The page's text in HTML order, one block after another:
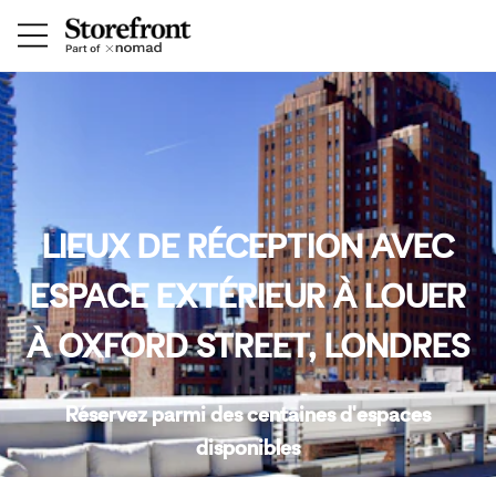
LIEUX DE RÉCEPTION AVEC
ESPACE EXTÉRIEUR À LOUER
À OXFORD STREET, LONDRES
Réservez parmi des centaines d'espaces
disponibles